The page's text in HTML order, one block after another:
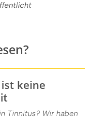
keine
Tinnitus? Wir haben